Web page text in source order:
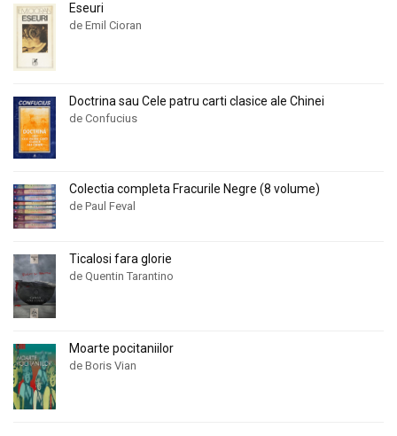
Eseuri
de Emil Cioran
Doctrina sau Cele patru carti clasice ale Chinei
de Confucius
Colectia completa Fracurile Negre (8 volume)
de Paul Feval
Ticalosi fara glorie
de Quentin Tarantino
Moarte pocitaniilor
de Boris Vian